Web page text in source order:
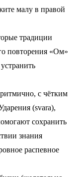
малу в правой
традиции
повторения «Ом»
с чётким
(svara),
сохранить
знания
распевное